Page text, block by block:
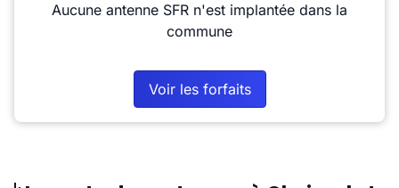
Aucune antenne SFR n'est implantée dans la
commune
Voir les forfaits